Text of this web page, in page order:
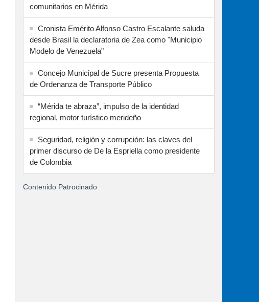
comunitarios en Mérida
Cronista Emérito Alfonso Castro Escalante saluda
desde Brasil la declaratoria de Zea como "Municipio
Modelo de Venezuela"
Concejo Municipal de Sucre presenta Propuesta
de Ordenanza de Transporte Público
“Mérida te abraza”, impulso de la identidad
regional, motor turístico merideño
Seguridad, religión y corrupción: las claves del
primer discurso de De la Espriella como presidente
de Colombia
Contenido Patrocinado